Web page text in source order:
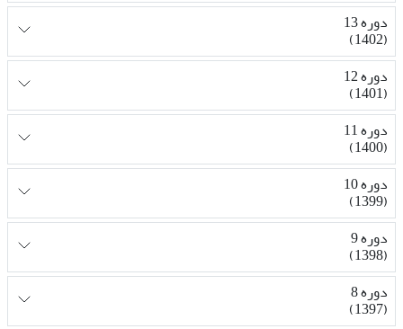
دوره 13
(1402)
دوره 12
(1401)
دوره 11
(1400)
دوره 10
(1399)
دوره 9
(1398)
دوره 8
(1397)